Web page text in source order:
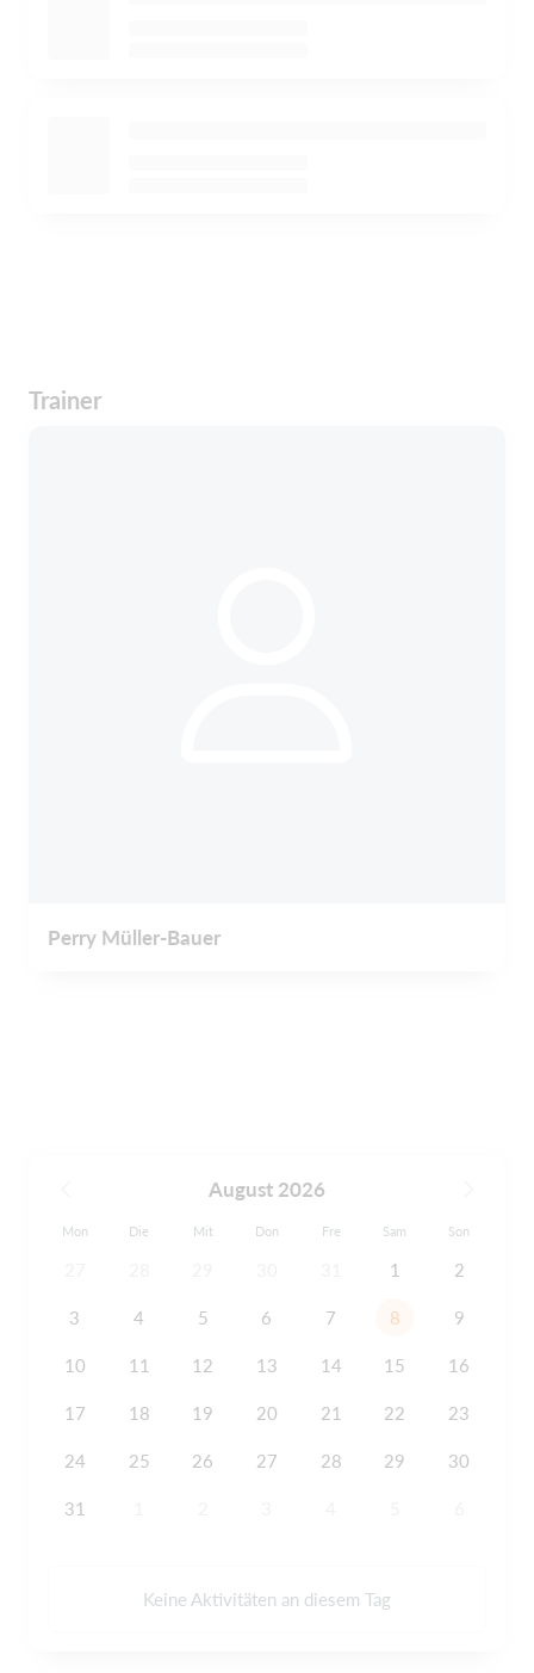
Trainer
Perry Müller-Bauer
August 2026
Mon Die Mit Don Fre Sam Son
1 2
3 4 5 6 7 8 9
10 11 12 13 14 15 16
17 18 19 20 21 22 23
24 25 26 27 28 29 30
31
Keine Aktivitäten an diesem Tag